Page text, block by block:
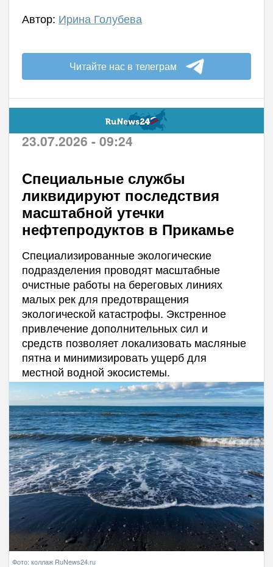
Автор: Ирина Голубева
Читайте нас в телеграм
23.07.2026 - 09:24
Специальные службы
ликвидируют последствия
масштабной утечки
нефтепродуктов в Прикамье
Специализированные экологические
подразделения проводят масштабные
очистные работы на береговых линиях
малых рек для предотвращения
экологической катастрофы. Экстренное
привлечение дополнительных сил и
средств позволяет локализовать масляные
пятна и минимизировать ущерб для
местной водной экосистемы.
Фото: коллаж RuNews24.ru